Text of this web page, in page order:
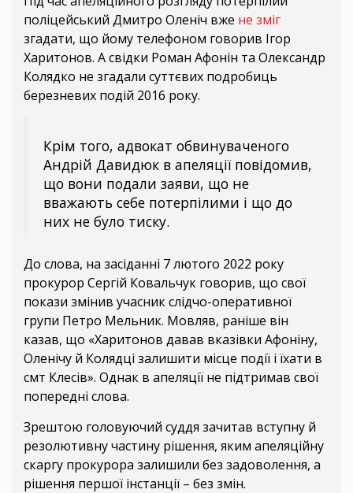
поліцейський Дмитро Оленіч вже не зміг
згадати, що йому телефоном говорив Ігор
Харитонов. А свідки Роман Афонін та Олександр
Колядко не згадали суттєвих подробиць
березневих подій 2016 року.
Крім того, адвокат обвинуваченого
Андрій Давидюк в апеляції повідомив,
що вони подали заяви, що не
вважають себе потерпілими і що до
них не було тиску.
До слова, на засіданні 7 лютого 2022 року
прокурор Сергій Ковальчук говорив, що свої
покази змінив учасник слідчо-оперативної
групи Петро Мельник. Мовляв, раніше він
казав, що «Харитонов давав вказівки Афоніну,
Оленічу й Колядці залишити місце події і їхати в
смт Клесів». Однак в апеляції не підтримав свої
попередні слова.
Зрештою головуючий суддя зачитав вступну й
резолютивну частину рішення, яким апеляційну
скаргу прокурора залишили без задоволення, а
рішення першої інстанції – без змін.